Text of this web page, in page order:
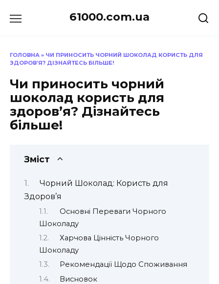
до
61000.com.ua
ГОЛОВНА » ЧИ ПРИНОСИТЬ ЧОРНИЙ ШОКОЛАД КОРИСТЬ ДЛЯ
ЗДОРОВ’Я? ДІЗНАЙТЕСЬ БІЛЬШЕ!
Чи приносить чорний
шоколад користь для
здоров’я? Дізнайтесь
більше!
Зміст
Чорний Шоколад: Користь для
Здоров’я
Основні Переваги Чорного
Шоколаду
Харчова Цінність Чорного
Шоколаду
Рекомендації Щодо Споживання
Висновок